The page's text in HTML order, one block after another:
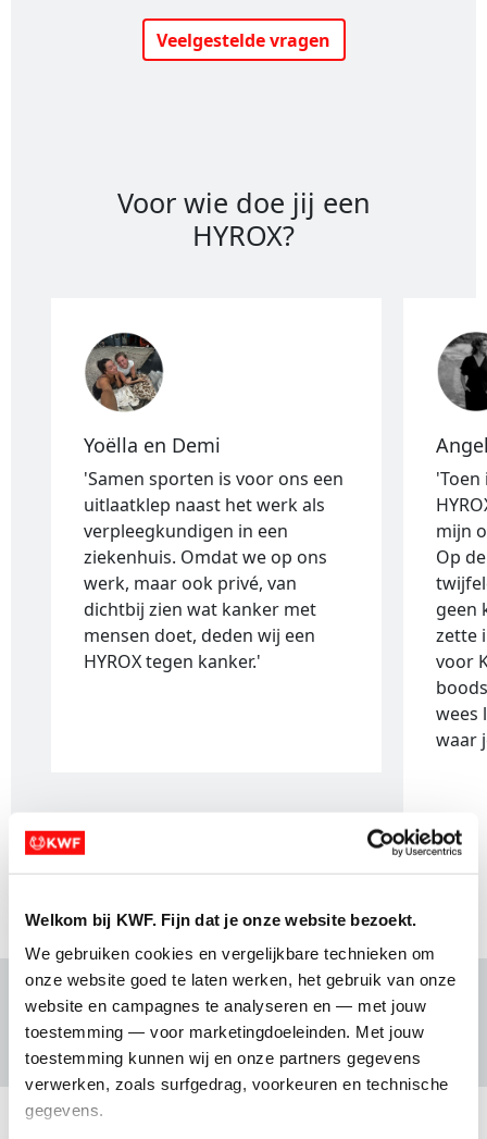
Welkom bij KWF. Fijn dat je onze website bezoekt.
We gebruiken cookies en vergelijkbare technieken om
onze website goed te laten werken, het gebruik van onze
website en campagnes te analyseren en — met jouw
toestemming — voor marketingdoeleinden. Met jouw
toestemming kunnen wij en onze partners gegevens
verwerken, zoals surfgedrag, voorkeuren en technische
gegevens.
Veelgestelde vragen
Voor wie doe jij een
HYROX?
Yoëlla en Demi
'Samen sporten is voor ons een
uitlaatklep naast het werk als
verpleegkundigen in een
ziekenhuis. Omdat we op ons
werk, maar ook privé, van
dichtbij zien wat kanker met
mensen doet, deden wij een
HYROX tegen kanker.'
mijn
Op
geen
zette
voor
wees
waar
1 van 2
Waar doe je het voor?